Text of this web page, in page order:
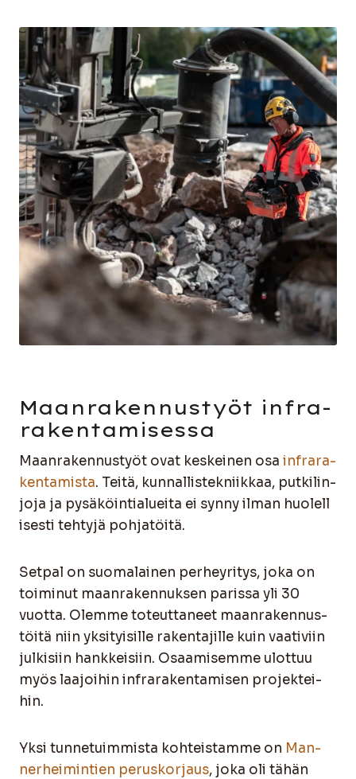
Maan­ra­ken­nus­työt infra­
ra­ken­ta­mi­ses­sa
Maan­ra­ken­nus­työt ovat kes­kei­nen osa infra­ra­
ken­ta­mis­ta. Tei­tä, kun­nal­lis­tek­niik­kaa, put­ki­lin­
jo­ja ja pysä­köin­tia­luei­ta ei syn­ny ilman huo­lel­l
i­ses­ti teh­ty­jä poh­ja­töi­tä.
Set­pal on suo­ma­lai­nen per­hey­ri­tys, joka on
toi­mi­nut maan­ra­ken­nuk­sen paris­sa yli 30
vuot­ta. Olem­me toteut­ta­neet maan­ra­ken­nus­
töi­tä niin yksi­tyi­sil­le raken­ta­jil­le kuin vaa­ti­viin
jul­ki­siin hank­kei­siin. Osaa­mi­sem­me ulot­tuu
myös laa­joi­hin infra­ra­ken­ta­mi­sen pro­jek­tei­
hin.
Yksi tun­ne­tuim­mis­ta koh­teis­tam­me on Man­
ner­hei­min­tien perus­kor­jaus, joka oli tähän